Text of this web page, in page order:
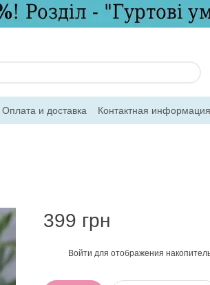
Оплата и доставка
Контактная информация
оптовых заказов
399 грн
Войти для отображения